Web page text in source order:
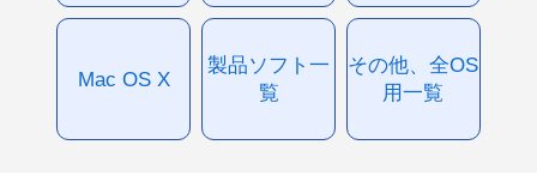
Mac OS X
製品ソフト一
覧
その他、全OS
用一覧